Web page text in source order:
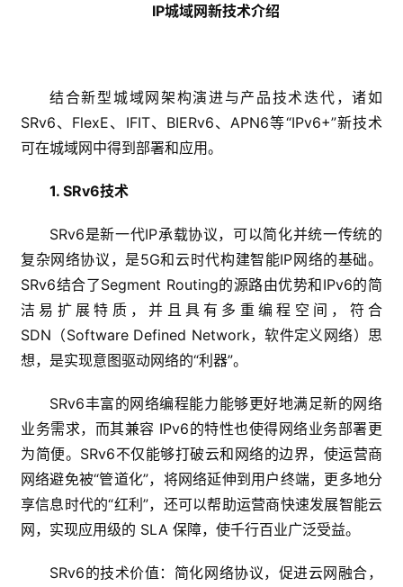
IP城域网新技术介绍
结合新型城域网架构演进与产品技术迭代，诸如
SRv6、FlexE、IFIT、BIERv6、APN6等“IPv6+”新技术
可在城域网中得到部署和应用。
1. SRv6技术
SRv6是新一代IP承载协议，可以简化并统一传统的
复杂网络协议，是5G和云时代构建智能IP网络的基础。
SRv6结合了Segment Routing的源路由优势和IPv6的简
洁易扩展特质，并且具有多重编程空间，符合
SDN（Software Defined Network，软件定义网络）思
想，是实现意图驱动网络的“利器”。
SRv6丰富的网络编程能力能够更好地满足新的网络
业务需求，而其兼容 IPv6的特性也使得网络业务部署更
为简便。SRv6不仅能够打破云和网络的边界，使运营商
网络避免被“管道化”，将网络延伸到用户终端，更多地分
享信息时代的“红利”，还可以帮助运营商快速发展智能云
网，实现应用级的 SLA 保障，使千行百业广泛受益。
SRv6的技术价值：简化网络协议，促进云网融合，